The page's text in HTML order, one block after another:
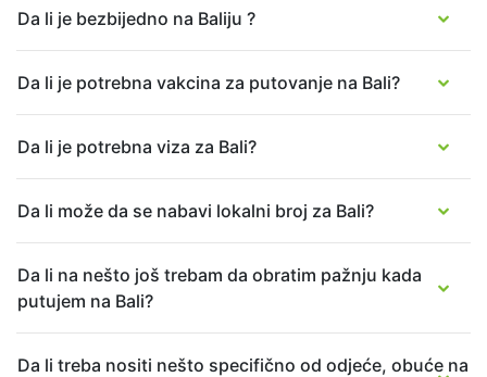
Jl. Raya Mawang Kelod
Lodtunduh
Kecamatan Ubud
Kabupaten Gianyar
Da li je bezbijedno na Baliju ?
Da li je potrebna vakcina za putovanje na Bali?
Da li je potrebna viza za Bali?
Da li može da se nabavi lokalni broj za Bali?
Da li na nešto još trebam da obratim pažnju kada
putujem na Bali?
Da li treba nositi nešto specifično od odjeće, obuće na